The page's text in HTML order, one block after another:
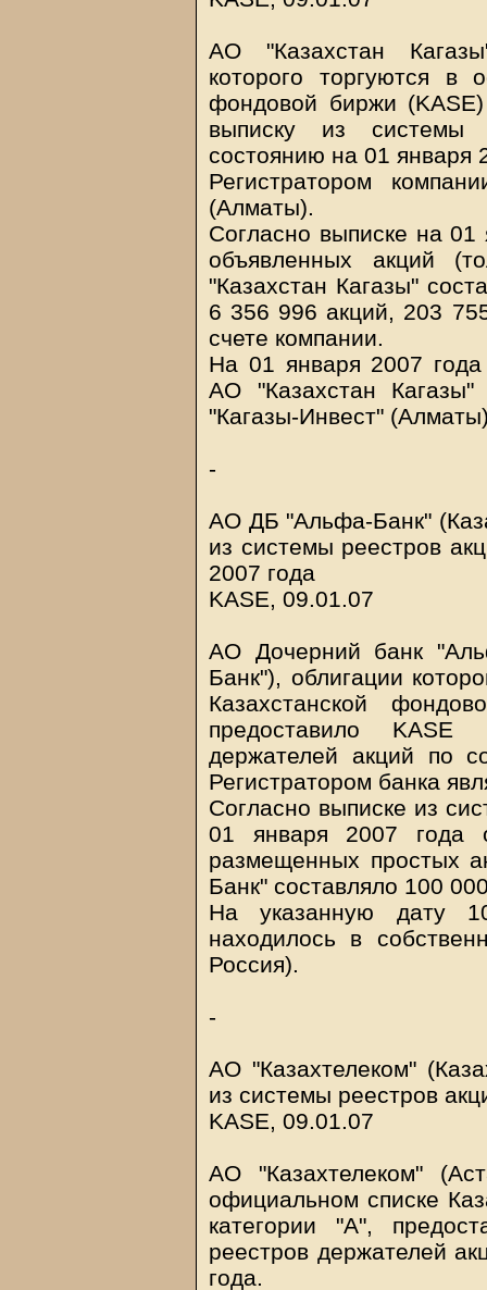
АО "Казахстан
которого торгуются в
фондовой биржи (KASE)
выписку из системы
состоянию на 01 января
Регистратором
(Алматы).
Согласно выписке на 01
объявленных акций
"Казахстан Кагазы"
6 356 996 акций, 203
счете компании.
На 01 января 2007
АО "Казахстан
"Кагазы-Инвест"
-
АО ДБ "Альфа-Банк"
из системы реестров
2007 года
KASE, 09.01.07
АО Дочерний банк
Банк"), облигации
Казахстанской
предоставило
держателей акций по
Регистратором банка
Согласно выписке из
01 января 2007 года
размещенных простых
Банк" составляло 100
На указанную дату
находилось в
Россия).
-
АО "Казахтелеком"
из системы реестров
KASE, 09.01.07
АО "Казахтелеком"
официальном списке
категории "А",
реестров держателей
года.